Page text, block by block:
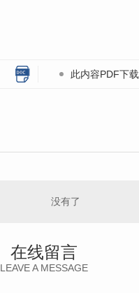
此内容PDF下载
没有了
在线留言
LEAVE A MESSAGE